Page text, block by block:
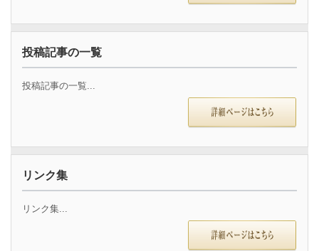
投稿記事の一覧
投稿記事の一覧...
リンク集
リンク集...